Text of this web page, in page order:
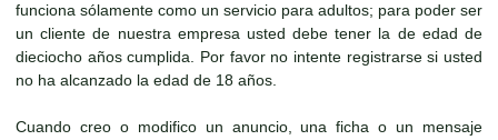
funciona sólamente como un servicio para adultos; para poder ser
un cliente de nuestra empresa usted debe tener la de edad de
dieciocho años cumplida. Por favor no intente registrarse si usted
no ha alcanzado la edad de 18 años.
Cuando creo o modifico un anuncio, una ficha o un mensaje